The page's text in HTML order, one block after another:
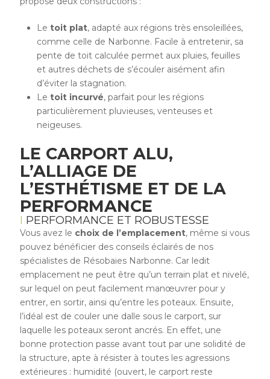
Le toit plat, adapté aux régions très ensoleillées,
comme celle de Narbonne. Facile à entretenir, sa
pente de toit calculée permet aux pluies, feuilles
et autres déchets de s’écouler aisément afin
d’éviter la stagnation.
Le toit incurvé, parfait pour les régions
particulièrement pluvieuses, venteuses et
neigeuses.
LE CARPORT ALU,
L’ALLIAGE DE
L’ESTHÉTISME ET DE LA
PERFORMANCE
PERFORMANCE ET ROBUSTESSE
Vous avez le choix de l’emplacement, même si vous
pouvez bénéficier des conseils éclairés de nos
spécialistes de Résobaies Narbonne. Car ledit
emplacement ne peut être qu’un terrain plat et nivelé,
sur lequel on peut facilement manœuvrer pour y
entrer, en sortir, ainsi qu’entre les poteaux. Ensuite,
l’idéal est de couler une dalle sous le carport, sur
laquelle les poteaux seront ancrés. En effet, une
bonne protection passe avant tout par une solidité de
la structure, apte à résister à toutes les agressions
extérieures : humidité (ouvert, le carport reste